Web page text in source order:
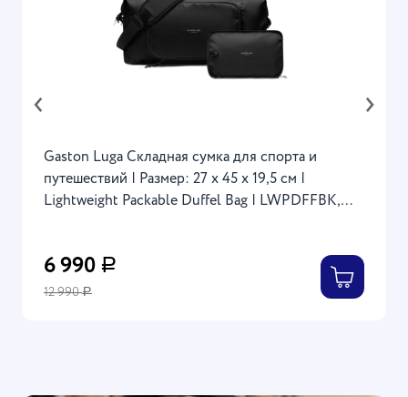
Gaston Luga Складная сумка для спорта и
путешествий | Размер: 27 x 45 x 19,5 см |
Lightweight Packable Duffel Bag | LWPDFFBK,
6 990 Р
12 990Р
‹ ›